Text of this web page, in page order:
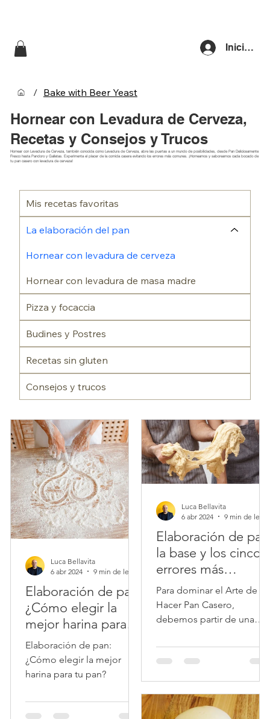
Iniciar
/ Bake with Beer Yeast
Hornear con Levadura de Cerveza,
Recetas y Consejos y Trucos
Hornear con Levadura de Cerveza, también conocida como Levadura de Cerveza, abre las puertas a un mundo de posibilidades, desde Pan Deliciosamente
Fresco hasta Pandoro y Galletas. Experimenta el placer de la comida casera evitando los errores más comunes. ¡Horneamos y saboreamos cada bocado de
tu pan casero con levadura de cerveza!
Elaboración de pan:
¿Cómo elegir la
mejor harina para tu
pan?
Elaboración de pan:
¿Cómo elegir la mejor
harina para tu pan?
Luca Bellavita
6 abr 2024
Elaboración de
la base y los cinco
errores más
comunes que se
deben evitar
Para dominar el Arte de
Hacer Pan Casero,
debemos partir de una
Luca Bellavita
6 abr 2024
Mis recetas favoritas
La elaboración del pan
Hornear con levadura de cerveza
Hornear con levadura de masa madre
Pizza y focaccia
Budines y Postres
Recetas sin gluten
Consejos y trucos